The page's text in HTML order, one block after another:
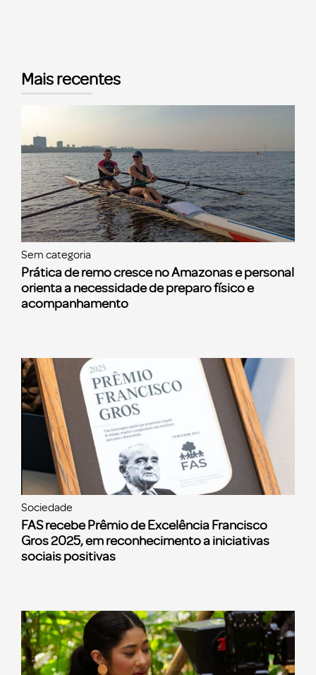
Mais recentes
Sem categoria
Prática de remo cresce no Amazonas e personal
orienta a necessidade de preparo físico e
acompanhamento
Sociedade
FAS recebe Prêmio de Excelência Francisco
Gros 2025, em reconhecimento a iniciativas
sociais positivas